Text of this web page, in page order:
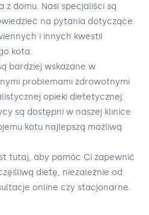
z domu. Nasi specjaliści są
na pytania dotyczące
i innych kwestii
kota.
bardziej wskazane w
problemami zdrowotnymi
opieki dietetycznej.
są dostępni w naszej klinice
kotu najlepszą możliwą
tutaj, aby pomóc Ci zapewnić
dietę, niezależnie od
online czy stacjonarne.